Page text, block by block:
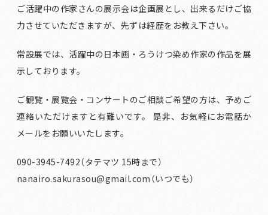
ご活躍中の作家さんの展示会は企画展とし、出来るだけご協
力させていただきますが、先ずは経歴をお教え下さい。
常設展では、活躍中の日本画・ろうけつ染め作家の作品を展
示しております。
ご観覧・展覧会・コンサートのご相談ご希望の方は、予めご
連絡いただけますと有難いです。 是非、お気軽にお電話か
メールをお願いいたします。
090-3945-7492（タテマツ 15時まで）
nanairo.sakurasou@gmail.com（いつでも）